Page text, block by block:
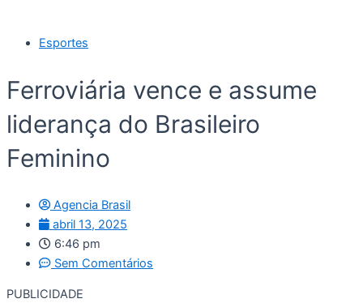
Esportes
Ferroviária vence e assume
liderança do Brasileiro
Feminino
Agencia Brasil
abril 13, 2025
6:46 pm
Sem Comentários
PUBLICIDADE